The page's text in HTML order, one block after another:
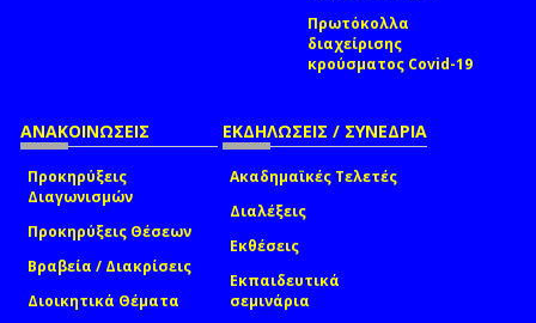
Πρωτόκολλα
διαχείρισης
κρούσματος Covid-19
ΑΝΑΚΟΙΝΩΣΕΙΣ
Προκηρύξεις
Διαγωνισμών
Προκηρύξεις Θέσεων
Βραβεία / Διακρίσεις
Διοικητικά Θέματα
ΕΚΔΗΛΩΣΕΙΣ / ΣΥΝΕΔΡΙΑ
Ακαδημαϊκές Τελετές
Διαλέξεις
Εκθέσεις
Εκπαιδευτικά
σεμινάρια